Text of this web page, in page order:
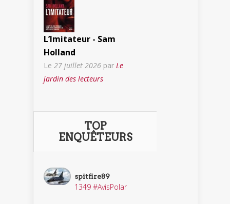
L’Imitateur - Sam
Holland
Le 27 juillet 2026 par Le
jardin des lecteurs
TOP
ENQUÊTEURS
spitfire89
1349 #AvisPolar